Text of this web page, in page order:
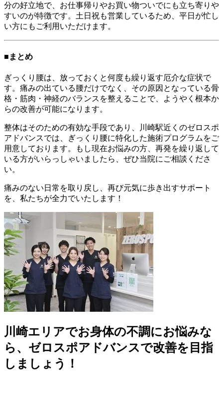
分の好立地で、お仕事帰りやお買い物ついでにも立ち寄りや
すいのが特徴です。土日祝も営業しているため、平日が忙し
い方にもご利用いただけます。
■まとめ
ぎっくり腰は、放っておくと何度も繰り返す厄介な症状で
す。痛みの出ている腰だけでなく、その原因となっている骨
格・筋肉・神経のバランスを整えることで、ようやく根本か
らの改善が可能になります。
整体はそのための有効な手段であり、川崎駅近くのゼロスポ
アドバンスでは、ぎっくり腰に特化した施術プログラムをご
用意しております。もし現在お悩みの方、再発を繰り返して
いる方がいらっしゃいましたら、ぜひ当院にご相談くださ
い。
痛みのない日常を取り戻し、再び元気に歩き出すサポート
を、私たちが全力でいたします！
川崎エリアでお身体の不調にお悩みな
ら、ゼロスポアドバンスで改善を目指
しましょう！